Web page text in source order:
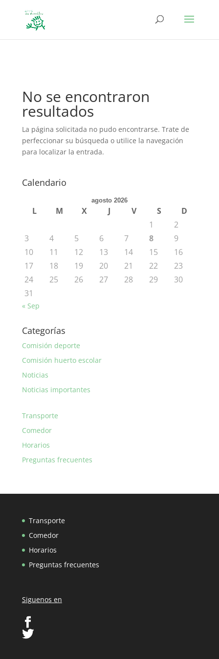
No se encontraron
resultados
La página solicitada no pudo encontrarse. Trate de
perfeccionar su búsqueda o utilice la navegación
para localizar la entrada.
Calendario
agosto 2026
L M X J V S
D
1
2
3
4 5 6 7 8
9
10
11 12 13 14 15
16
17
18 19 20 21 22
23
24
25 26 27 28 29
30
31
« Sep
Categorías
Comisión deporte
Comisión huerto escolar
Noticias
Noticias importantes
Transporte
Comedor
Horarios
Preguntas frecuentes
Transporte
Comedor
Horarios
Preguntas frecuentes
Siguenos en